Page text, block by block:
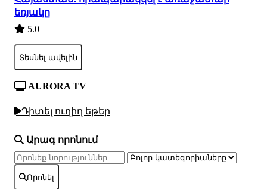
եռյակը
5.0
Տեսնել ավելին
AURORA TV
Դիտել ուղիղ եթեր
Արագ որոնում
Որոնել